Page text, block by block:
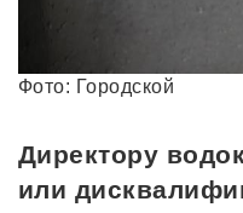
Фото: Городской
Директору
или